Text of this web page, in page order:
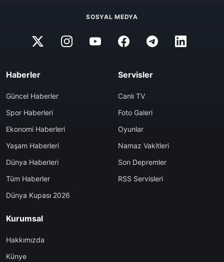
SOSYAL MEDYA
Haberler
Güncel Haberler
Spor Haberleri
Ekonomi Haberleri
Yaşam Haberleri
Dünya Haberleri
Tüm Haberler
Dünya Kupası 2026
Servisler
Canlı TV
Foto Galeri
Oyunlar
Namaz Vakitleri
Son Depremler
RSS Servisleri
Kurumsal
Hakkımızda
Künye